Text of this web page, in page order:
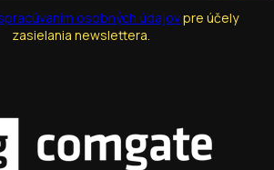
osobných údajovpre účely
zasielania newslettera.